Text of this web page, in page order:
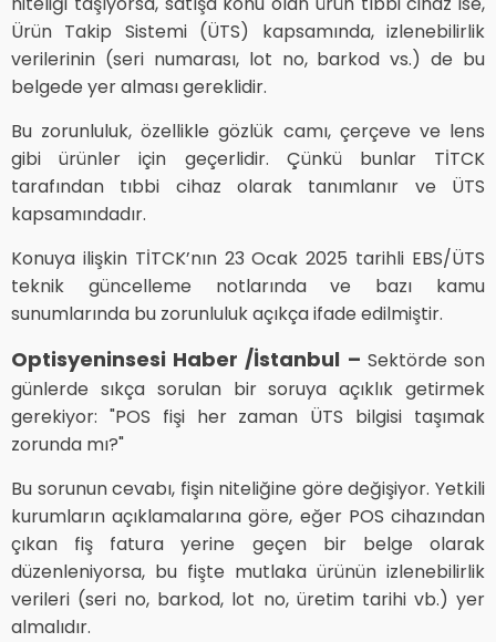
Ürün Takip Sistemi (ÜTS) kapsamında, izlenebilirlik
verilerinin (seri numarası, lot no, barkod vs.) de bu
belgede yer alması gereklidir.
Bu zorunluluk, özellikle gözlük camı, çerçeve ve lens
gibi ürünler için geçerlidir. Çünkü bunlar TİTCK
tarafından tıbbi cihaz olarak tanımlanır ve ÜTS
kapsamındadır.
Konuya ilişkin TİTCK’nın 23 Ocak 2025 tarihli EBS/ÜTS
teknik güncelleme notlarında ve bazı kamu
sunumlarında bu zorunluluk açıkça ifade edilmiştir.
Optisyeninsesi Haber /İstanbul – Sektörde son
günlerde sıkça sorulan bir soruya açıklık getirmek
gerekiyor: "POS fişi her zaman ÜTS bilgisi taşımak
zorunda mı?"
Bu sorunun cevabı, fişin niteliğine göre değişiyor. Yetkili
kurumların açıklamalarına göre, eğer POS cihazından
çıkan fiş fatura yerine geçen bir belge olarak
düzenleniyorsa, bu fişte mutlaka ürünün izlenebilirlik
verileri (seri no, barkod, lot no, üretim tarihi vb.) yer
almalıdır.